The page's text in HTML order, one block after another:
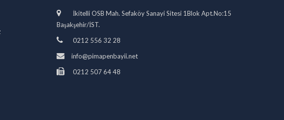
İkitelli OSB Mah. Sefaköy Sanayi Sitesi 1Blok Apt.No:15
Başakşehir/İST.
0212 556 32 28
info@pimapenbayii.net
0212 507 64 48